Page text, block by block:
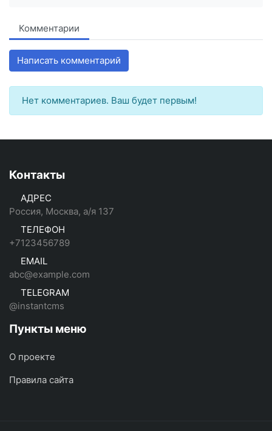
Комментарии
Написать комментарий
Нет комментариев. Ваш будет первым!
Контакты
АДРЕС
Россия, Москва, а/я 137
ТЕЛЕФОН
+7123456789
EMAIL
abc@example.com
TELEGRAM
@instantcms
Пункты меню
О проекте
Правила сайта